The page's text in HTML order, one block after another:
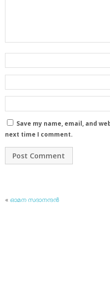
Save my name, email, and
next time I comment.
« ഓമന സദാനന്ദന്‍